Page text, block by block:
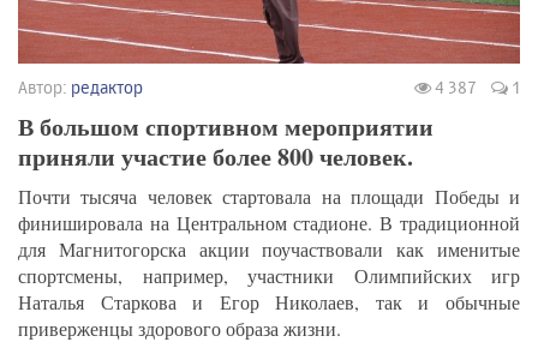
Автор: редактор 4 387 1
В большом спортивном мероприятии
приняли участие более 800 человек.
Почти тысяча человек стартовала на площади Победы и
финишировала на Центральном стадионе. В традиционной
для Магнитогорска акции поучаствовали как именитые
спортсмены, например, участники Олимпийских игр
Наталья Старкова и Егор Николаев, так и обычные
приверженцы здорового образа жизни.